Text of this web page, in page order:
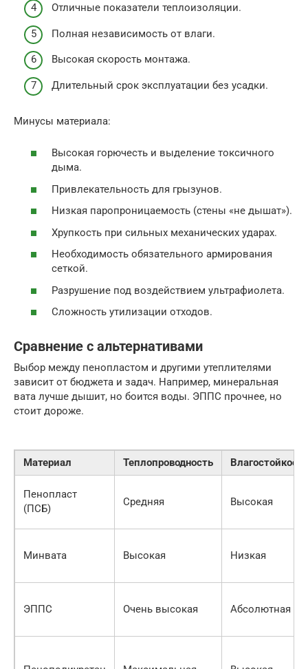
Отличные показатели теплоизоляции.
Полная независимость от влаги.
Высокая скорость монтажа.
Длительный срок эксплуатации без усадки.
Минусы материала:
Высокая горючесть и выделение токсичного
дыма.
Привлекательность для грызунов.
Низкая паропроницаемость (стены «не дышат»).
Хрупкость при сильных механических ударах.
Необходимость обязательного армирования
сеткой.
Разрушение под воздействием ультрафиолета.
Сложность утилизации отходов.
Сравнение с альтернативами
Выбор между пенопластом и другими утеплителями
зависит от бюджета и задач. Например, минеральная
вата лучше дышит, но боится воды. ЭППС прочнее, но
стоит дороже.
Материал Теплопроводность Влагостойкость
Пенопласт
(ПСБ)
Средняя Высокая
Минвата Высокая Низкая
ЭППС Очень высокая Абсолютная